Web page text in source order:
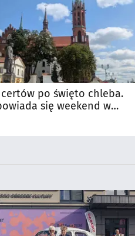
po święto chleba.
się weekend w